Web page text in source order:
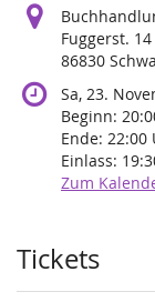
Fuggerst. 14
86830
Sa, 23.
Beginn:
Ende: 22:00
Einlass:
Zum
Produkte
Tickets